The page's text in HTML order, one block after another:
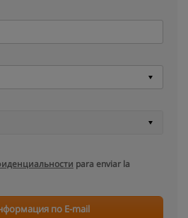
para enviar la
по E-mail